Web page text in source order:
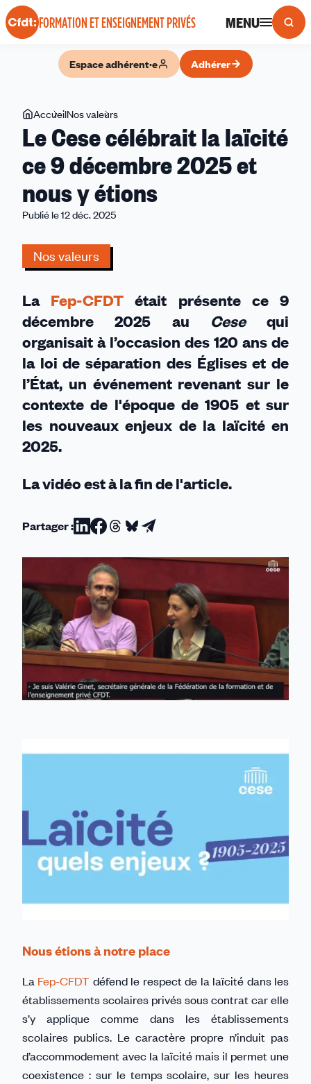
Panneau de gestion des cookies
FORMATION ET ENSEIGNEMENT PRIVÉS MENU
Espace adhérent·e Adhérer
Vous
êtes
ici
AccueilNos valeurs
Cese
célébrait
la
laïcité
ce
y
étions
Le Cese célébrait la laïcité
ce 9 décembre 2025 et
nous y étions
Publié le 12 déc. 2025
Nos valeurs
La Fep-CFDT était présente ce 9
décembre 2025 au Cesequi
organisait à l’occasion des 120 ans de
la loi de séparation des Églises et de
l’État, un événement revenant sur le
contexte de l'époque de 1905 et sur
les nouveaux enjeux de la laïcité en
2025.
La vidéo est à la fin de l'article.
Partager :Partager
sur
Linkedin
Partager
sur
Facebook
Partager
sur
Threads
Partager
sur
Bluesky
Partager
par
email
Nous étions à notre place
La Fep-CFDT défend le respect de la laïcité dans les
établissements scolaires privés sous contrat car elle
s’y applique comme dans les établissements
scolaires publics. Le caractère propre n’induit pas
d’accommodement avec la laïcité mais il permet une
coexistence : sur le temps scolaire, sur les heures